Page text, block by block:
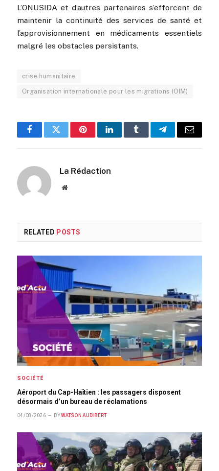
L’ONUSIDA et d’autres partenaires s’efforcent de
maintenir la continuité des services de santé et
l’approvisionnement en médicaments essentiels
malgré les obstacles persistants.
crise humanitaire
Organisation internationale pour les migrations (OIM)
FacebookTwitterPinterestLinkedInTumblrTelegramEmail
La Rédaction
Website
RELATED POSTS
SOCIÉTÉ
Aéroport du Cap-Haïtien : les passagers disposent
désormais d’un bureau de réclamations
04/08/2026 BY WATSON AUDIBERT